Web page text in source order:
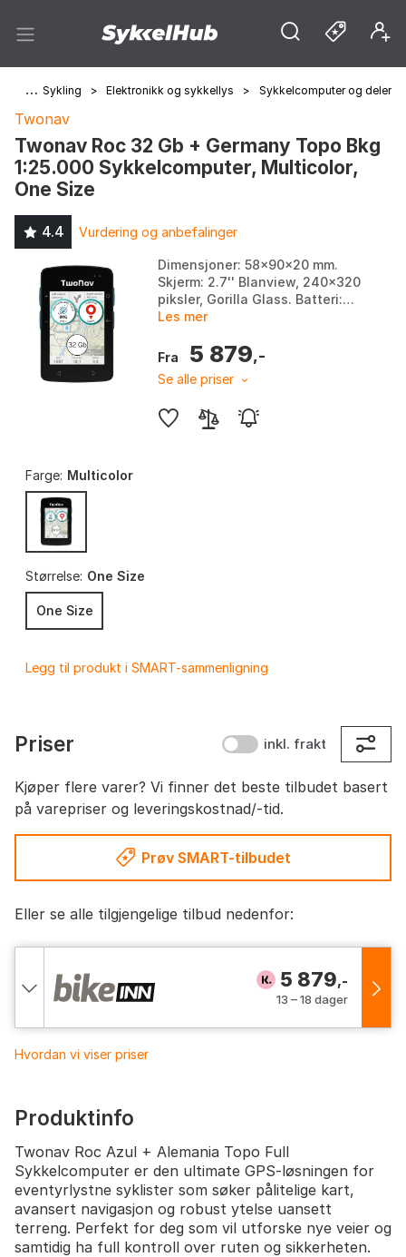
> Sykling > Elektronikk og sykkellys > Sykkelcomputer og deler
Twonav
Twonav Roc 32 Gb + Germany Topo Bkg
1:25.000 Sykkelcomputer, Multicolor,
One Size
4.4 Vurdering og anbefalinger
Dimensjoner: 58x90x20 mm.
Skjerm: 2.7'' Blanview, 240x320
piksler, Gorilla Glass. Batteri:
2500 mAh, 18 t standard
lading. Navigas...
Les mer
Fra 5 879,-
Se alle priser
Farge: Multicolor
Størrelse: One Size
One Size
Legg til produkt i SMART-sammenligning
Priser inkl. frakt
Kjøper flere varer? Vi finner det beste tilbudet basert
på varepriser og leveringskostnad/-tid.
Prøv SMART-tilbudet
Eller se alle tilgjengelige tilbud nedenfor:
5 879,-
13 – 18 dager
Hvordan vi viser priser
Produktinfo
Twonav Roc Azul + Alemania Topo Full
Sykkelcomputer er den ultimate GPS-løsningen for
eventyrlystne syklister som søker pålitelige kart,
avansert navigasjon og robust ytelse uansett
terreng. Perfekt for deg som vil utforske nye veier og
samtidig ha full kontroll over ruten og sikkerheten.